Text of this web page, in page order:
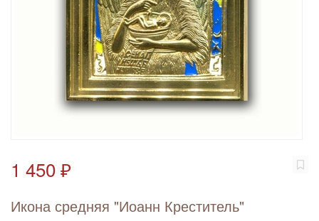
1 450 ₽
Икона средняя "Иоанн Креститель"